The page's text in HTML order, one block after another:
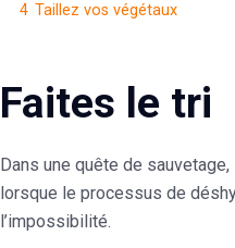
4 Taillez vos végétaux
Faites le tri
Dans une quête de
lorsque le processus de
l’impossibilité.